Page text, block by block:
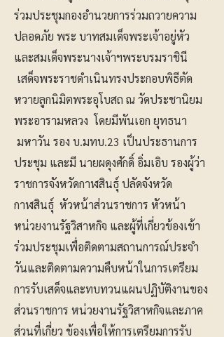
ร่วมประชุมกองอำนวยการร่วมถวายความ
ปลอดภัย พระ บาทสมเด็จพระเจ้าอยู่หัว
และสมเด็จพระนางเจ้าฯพระบรมราชินี
เสด็จพระราชดำเนินทรงประกอบพิธีตัด
หวายลูกนิมิตพระอุโบสถ ณ วัดประชานิยม
พระอารามหลวง โดยมีพันเอก ยุทธนา
มหาวัน รอง บ.มทบ.23 เป็นประธานการ
ประชุม และมี นายผดุงศักดิ์ อิ่มเอิบ รองผู้ว่า
ราชการจังหวัดกาฬสินธุ์ ปลัดจังหวัด
กาฬสินธุ์ หัวหน้าส่วนราชการ หัวหน้า
หน่วยงานรัฐวิสาหกิจ และผู้ที่เกี่ยวข้องเข้า
ร่วมประชุมเพื่อติดตามสถานการณ์ประจำ
วันและติดตามความคืบหน้าในการเตรียม
การรับเสด็จและทบทวนแผนปฏิบัติงานของ
ส่วนราชการ หน่วยงานรัฐวิสาหกิจและภาค
ส่วนที่เกี่ยว ข้องเพื่อให้การเตรียมการรับ